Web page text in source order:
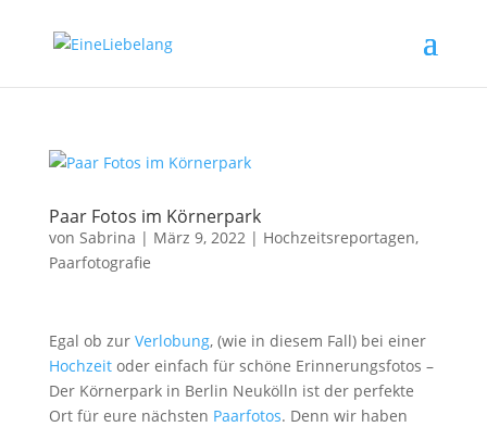
Paar Fotos im Körnerpark
von Sabrina | März 9, 2022| Hochzeitsreportagen,
Paarfotografie
Egal ob zur Verlobung, (wie in diesem Fall) bei einer
Hochzeit oder einfach für schöne Erinnerungsfotos –
Der Körnerpark in Berlin Neukölln ist der perfekte
Ort für eure nächsten Paarfotos. Denn wir haben